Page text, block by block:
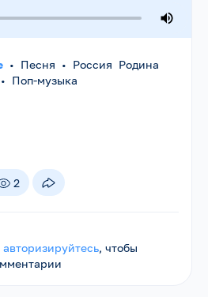
• Песня • Россия Родина
• Поп-музыка
2
авторизируйтесь, чтобы